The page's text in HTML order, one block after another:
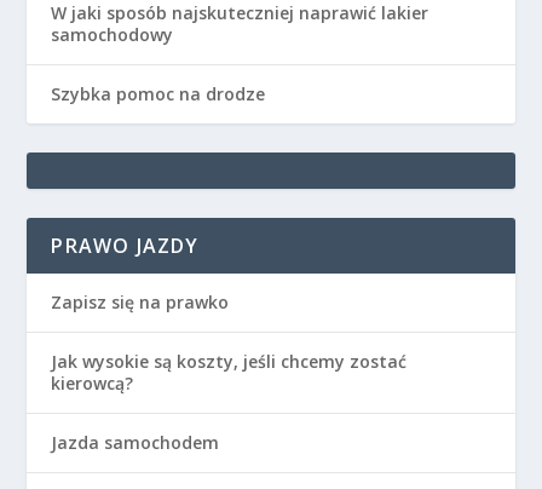
W jaki sposób najskuteczniej naprawić lakier
samochodowy
Szybka pomoc na drodze
PRAWO JAZDY
Zapisz się na prawko
Jak wysokie są koszty, jeśli chcemy zostać
kierowcą?
Jazda samochodem